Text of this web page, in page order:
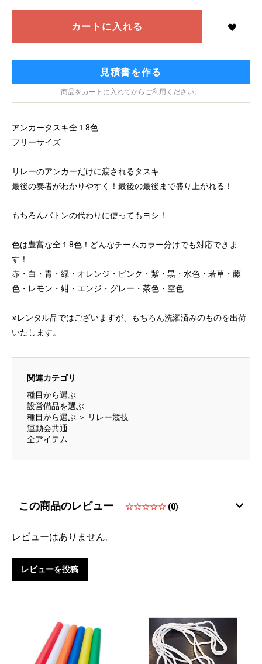
カートに入れる
見積書を作る
商品をカートに入れてからご利用ください。
アンカータスキ全１8色
フリーサイズ
リレーのアンカーだけに渡されるタスキ
最後の奏者がわかりやすく！最後の最後まで盛り上がれる！
もちろんバトンの代わりに使ってもヨシ！
色は豊富な全１8色！どんなチームカラー分けでも対応できま
す！
赤・白・青・緑・オレンジ・ピンク・紫・黒・水色・若草・藤
色・レモン・紺・エンジ・グレー・茶色・空色
※レンタル品ではございますが、もちろん洗濯済みのものを出荷
いたします。
関連カテゴリ
種目から選ぶ
設営備品を選ぶ
種目から選ぶ ＞ リレー競技
運動会共通
全アイテム
この商品のレビュー ☆☆☆☆☆ (0)
レビューはありません。
レビューを投稿